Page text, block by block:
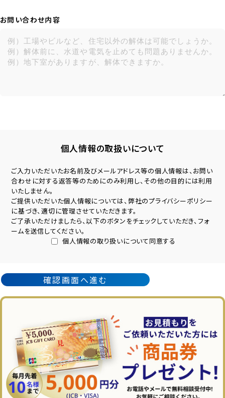
お問い合わせ内容
個人情報の取扱いについて
ご入力いただいたお名前及びメールアドレス等の個人情報は、お問い
合わせに対する返答等のためにのみ利用し、その他の目的には利用
いたしません。
ご提供いただいた個人情報については、弊社のプライバシーポリシー
に基づき、適切に管理させていただきます。
ご了承いただけましたら、以下のボタンをチェックしていただき、フォ
ームを送信してください。
個人情報の取り扱いについて同意する